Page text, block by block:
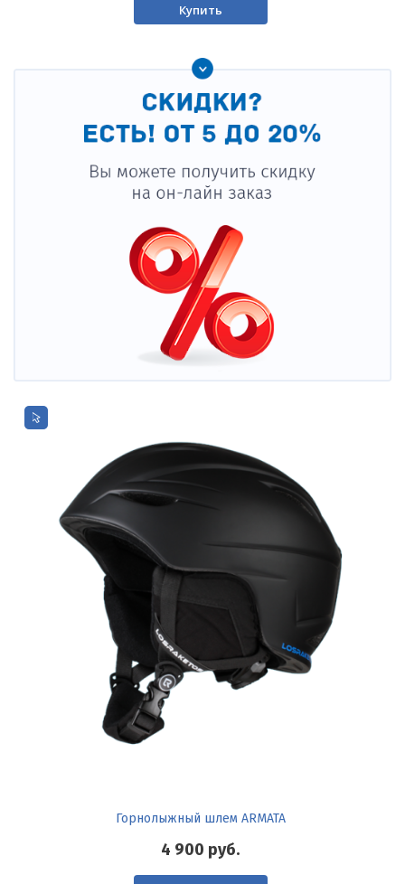
Купить
Горнолыжный шлем ARMATA
4 900 руб.